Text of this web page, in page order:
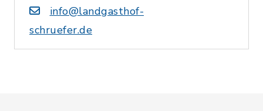
info@landgasthof-
schruefer.de